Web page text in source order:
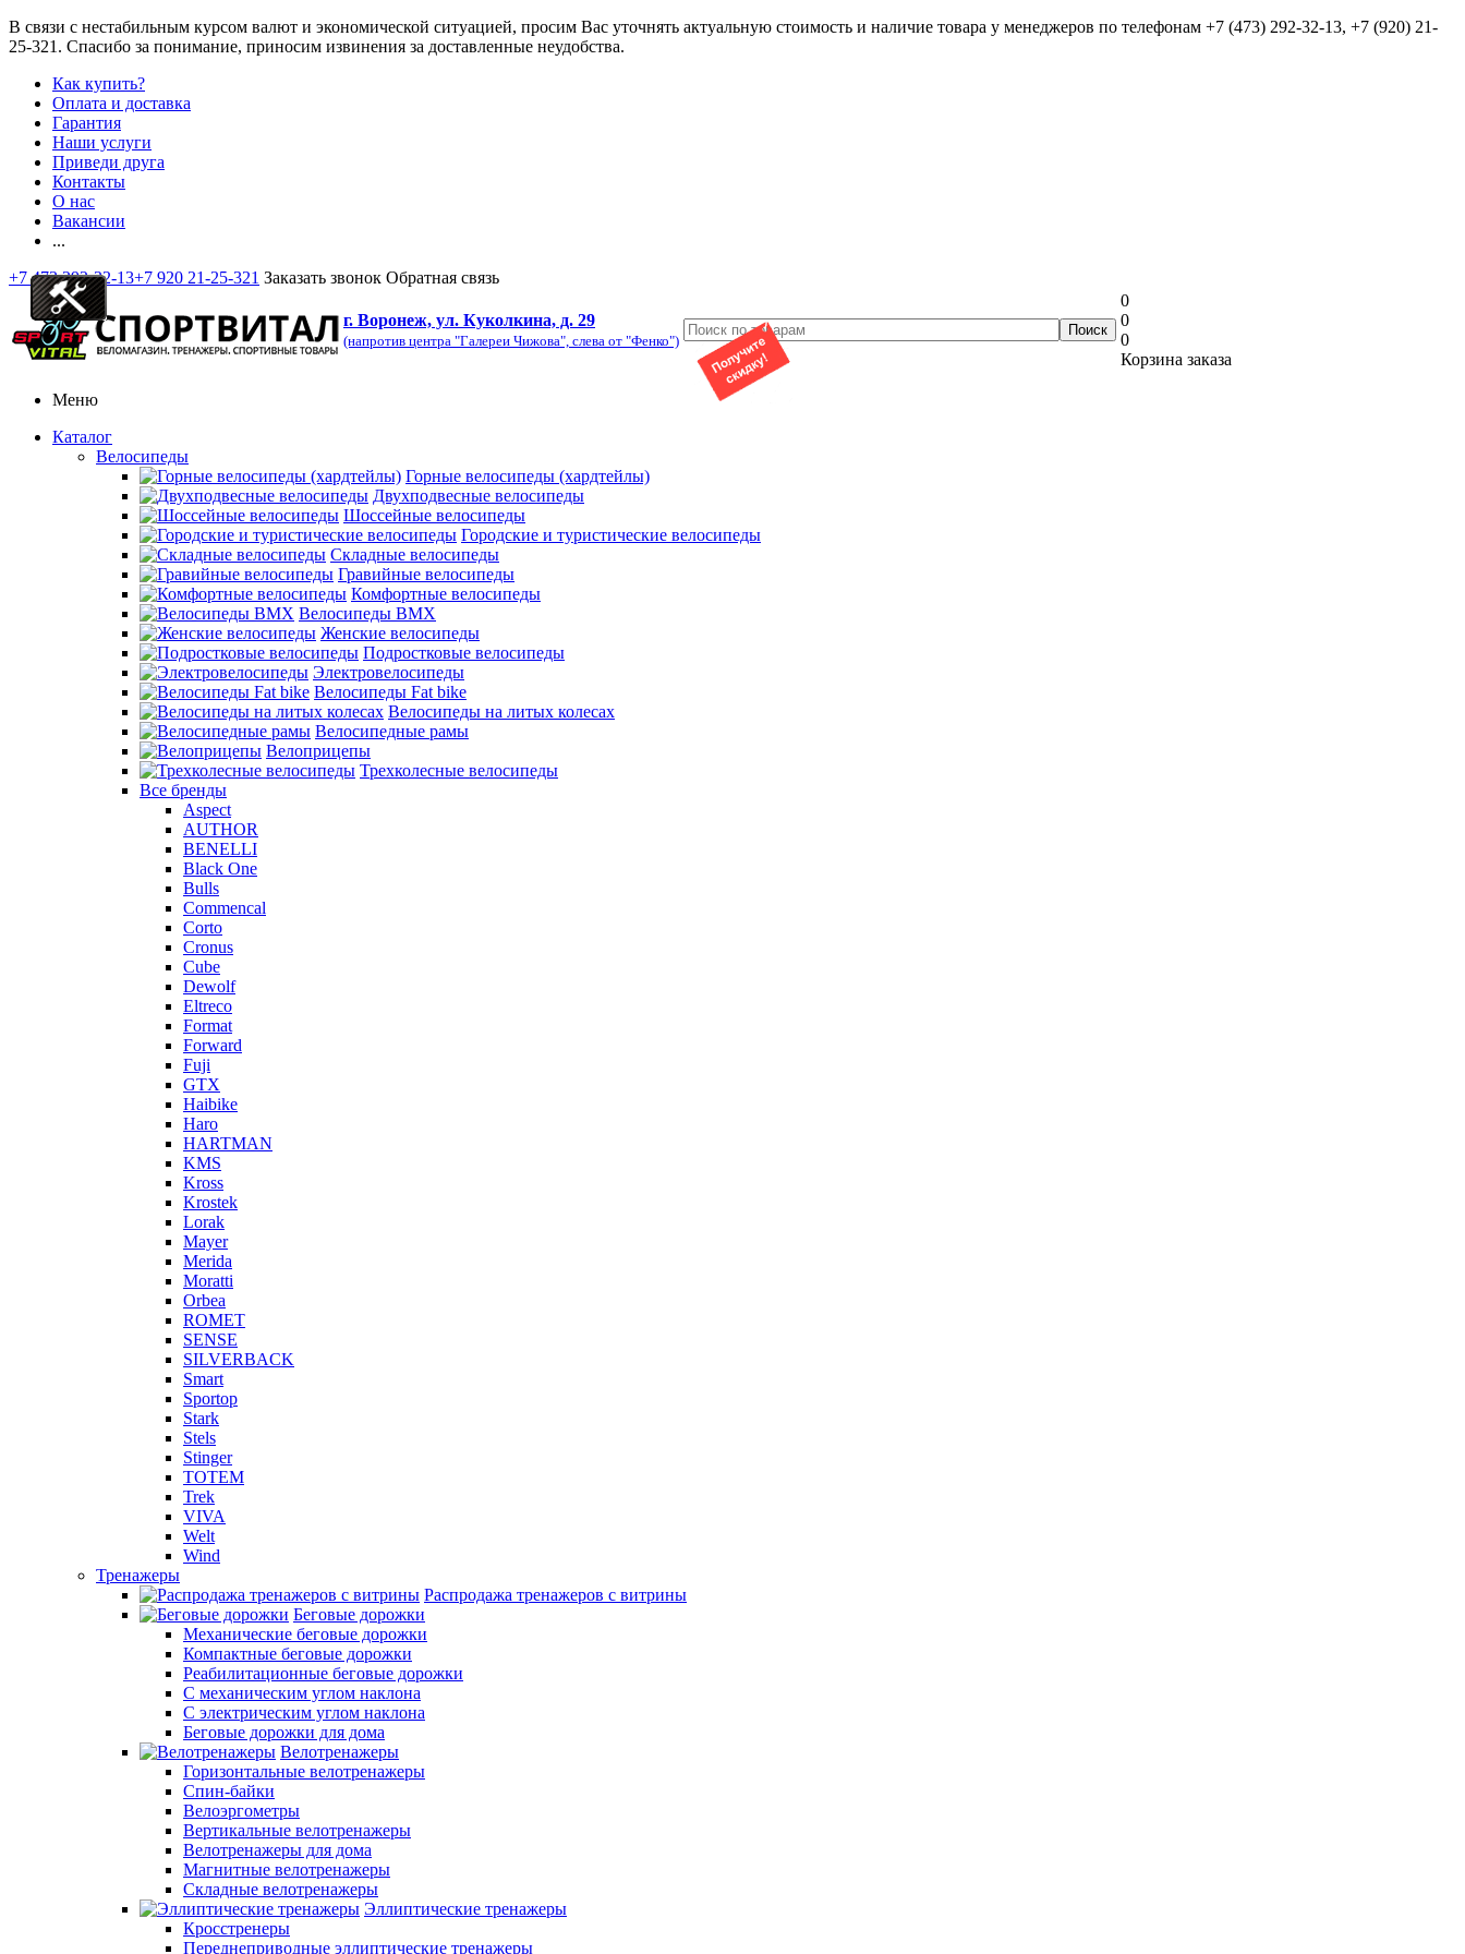
В связи с нестабильным курсом валют и экономической ситуацией, просим Вас уточнять актуальную стоимость и наличие товара у менеджеров по телефонам +7 (473) 292-32-13, +7 (920) 21-
25-321 . Спасибо за понимание, приносим извинения за доставленные неудобства.
Как купить?
Оплата и доставка
Гарантия
Наши услуги
Приведи друга
Контакты
О нас
Вакансии
...
+7 473 292-32-13+7 920 21-25-321 Заказать звонок Обратная связь
г. Воронеж, ул. Куколкина, д. 29
(напротив центра "Галереи Чижова", слева от "Фенко")
0
0
0
Корзина заказа
Меню
Каталог
Велосипеды
Горные велосипеды (хардтейлы)
Двухподвесные велосипеды
Шоссейные велосипеды
Городские и туристические велосипеды
Складные велосипеды
Гравийные велосипеды
Комфортные велосипеды
Велосипеды BMX
Женские велосипеды
Подростковые велосипеды
Электровелосипеды
Велосипеды Fat bike
Велосипеды на литых колесах
Велосипедные рамы
Велоприцепы
Трехколесные велосипеды
Все бренды
Aspect
AUTHOR
BENELLI
Black One
Bulls
Commencal
Corto
Cronus
Cube
Dewolf
Eltreco
Format
Forward
Fuji
GTX
Haibike
Haro
HARTMAN
KMS
Kross
Krostek
Lorak
Mayer
Merida
Moratti
Orbea
ROMET
SENSE
SILVERBACK
Smart
Sportop
Stark
Stels
Stinger
TOTEM
Trek
VIVA
Welt
Wind
Тренажеры
Распродажа тренажеров с витрины
Беговые дорожки
Механические беговые дорожки
Компактные беговые дорожки
Реабилитационные беговые дорожки
С механическим углом наклона
С электрическим углом наклона
Беговые дорожки для дома
Велотренажеры
Горизонтальные велотренажеры
Спин-байки
Велоэргометры
Вертикальные велотренажеры
Велотренажеры для дома
Магнитные велотренажеры
Складные велотренажеры
Эллиптические тренажеры
Кросстренеры
Переднеприводные эллиптические тренажеры